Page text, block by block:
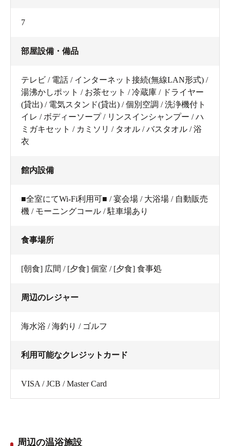
7
部屋設備・備品
テレビ / 電話 / インターネット接続(無線LAN形式) /
湯沸かしポット / お茶セット / 冷蔵庫 / ドライヤー
(貸出) / 電気スタンド(貸出) / 個別空調 / 洗浄機付ト
イレ / ボディーソープ / リンスインシャンプー / ハ
ミガキセット / カミソリ / タオル / バスタオル / 浴
衣
館内設備
■全室にてWi-Fi利用可■ / 宴会場 / 大浴場 / 自動販売
機 / モーニングコール / 駐車場あり
食事場所
[朝食] 広間 / [夕食] 個室 / [夕食] 食事処
周辺のレジャー
海水浴 / 海釣り / ゴルフ
利用可能なクレジットカード
VISA / JCB / Master Card
周辺の温浴施設